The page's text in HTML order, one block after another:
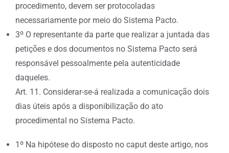
procedimento, devem ser protocoladas
necessariamente por meio do Sistema Pacto.
3º O representante da parte que realizar a juntada das
petições e dos documentos no Sistema Pacto será
responsável pessoalmente pela autenticidade
daqueles.
Art. 11. Considerar-se-á realizada a comunicação dois
dias úteis após a disponibilização do ato
procedimental no Sistema Pacto.
1º Na hipótese do disposto no caput deste artigo, nos